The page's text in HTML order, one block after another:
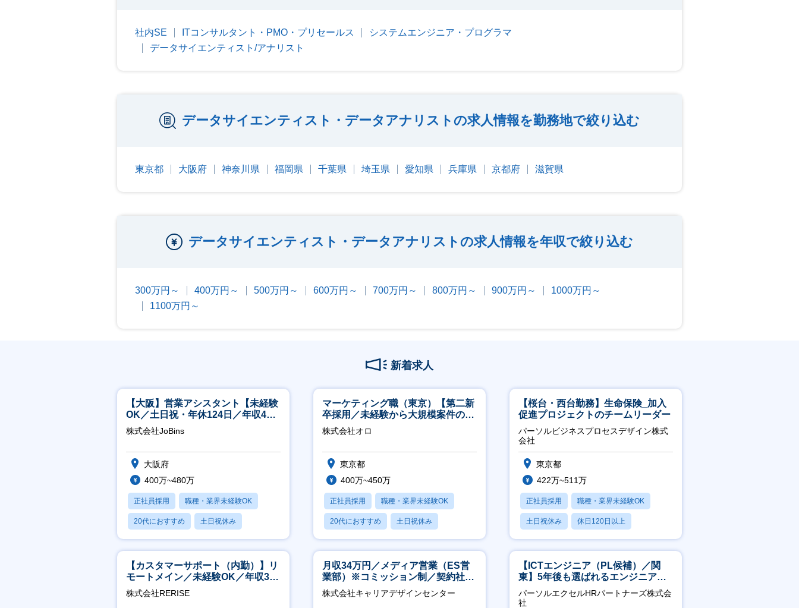
社内SE ITコンサルタント・PMO・プリセールス
システムエンジニア・プログラマ
データサイエンティスト/アナリスト
データサイエンティスト・データアナリストの求人情報を勤務地で絞り込む
東京都 大阪府 神奈川県 福岡県 千葉県 埼玉県 愛知県 兵庫県 京都府 滋賀県
データサイエンティスト・データアナリストの求人情報を年収で絞り込む
300万円～ 400万円～ 500万円～ 600万円～ 700万円～ 800万円～ 900万円～
1000万円～
1100万円～
新着求人
【大阪】営業アシスタント【未経験
OK／土日祝・年休124日／年収400
万～／転勤なし】
株式会社JoBins
大阪府
400万~480万
正社員採用 職種・業界未経験OK
20代におすすめ 土日祝休み
休日120日以上
マーケティング職（東京）【第二新
卒採用／未経験から大規模案件のマ
ーケティングが経験できる／研修充
実】
株式会社オロ
東京都
400万~450万
正社員採用 職種・業界未経験OK
20代におすすめ 土日祝休み
休日120日以上
【桜台・西台勤務】生命保険_加入
促進プロジェクトのチームリーダー
パーソルビジネスプロセスデザイン株式
会社
東京都
422万~511万
正社員採用 職種・業界未経験OK
土日祝休み 休日120日以上
産休・育休あり
【カスタマーサポート（内勤）】リ
モートメイン／未経験OK／年収340
万～／年間休日125日
株式会社RERISE
月収34万円／メディア営業（ES営
業部）※コミッション制／契約社員
※4年目以降無期化
株式会社キャリアデザインセンター
【ICTエンジニア（PL候補）／関
東】5年後も選ばれるエンジニアへ
／チーム運営・体制構築
パーソルエクセルHRパートナーズ株式会
社